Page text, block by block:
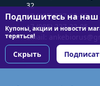
32
+7 (495) 227-22-05
+7 (985) 227-22-05
Email:
Подпишитесь на наш
Купоны, акции и новости
теряться!
Скрыть